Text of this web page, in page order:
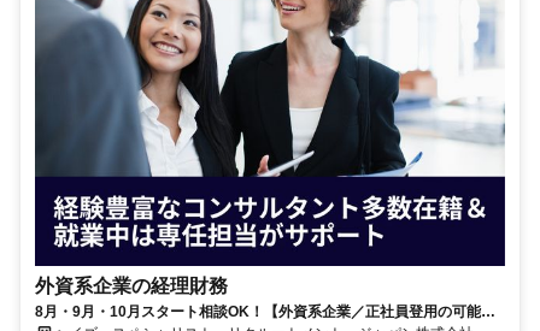
外資系企業の経理財務
8月・9月・10月スタート相談OK！【外資系企業／正社員登用の可能性